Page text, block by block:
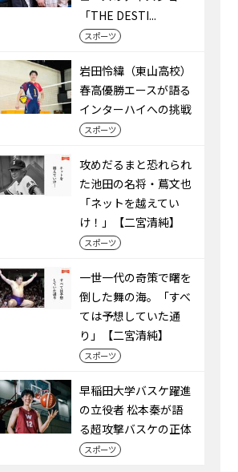
「THE DESTI...
スポーツ
岩田怜緯（東山高校）
春高優勝エースが語る
インターハイへの挑戦
スポーツ
攻めだるまと恐れられ
た池田の名将・蔦文也
「ネットを越えてい
け！」【二宮清純】
スポーツ
一世一代の奇策で曙を
倒した舞の海。「すべ
ては予想していた通
り」【二宮清純】
スポーツ
早稲田大学バスケ躍進
の立役者 松本秦が語
る超攻撃バスケの正体
スポーツ